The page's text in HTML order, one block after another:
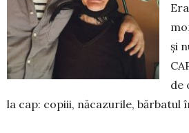
și
de
la cap: copiii, năcazurile, bărbatul